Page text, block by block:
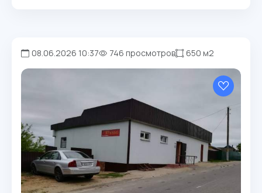
08.06.2026 10:37 746 просмотров 650 м2